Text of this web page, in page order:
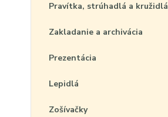
Pravítka, strúhadlá a kružidlá
Zakladanie a archivácia
Prezentácia
Lepidlá
Zošívačky